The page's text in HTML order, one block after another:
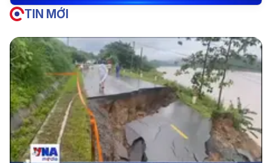
TIN MỚI